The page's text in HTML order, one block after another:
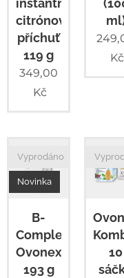
citrónová
příchuť
119 g
349,00
Kč
Kč
B-
Complex
Ovonex
193 g
Vyprodáno
Novinka
10